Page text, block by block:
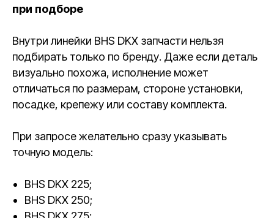
при подборе
Внутри линейки BHS DKX запчасти нельзя
подбирать только по бренду. Даже если деталь
визуально похожа, исполнение может
отличаться по размерам, стороне установки,
посадке, крепежу или составу комплекта.
При запросе желательно сразу указывать
точную модель:
BHS DKX 225;
BHS DKX 250;